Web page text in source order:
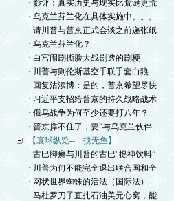
· 影评：真实历史与现实比荒诞更荒
· 乌克兰芬兰化在具体实施中。。。
· 请川普与普京正式会谈之前递张纸
· 乌克兰芬兰化？
· 白宫闹剧撕脸大战剧透的剧梗
· 川普与则伦斯基空手联手套白狼
· 回复沽渎博：是的，普京希望尽快
· 习近平支招给普京的持久战略战术
· 俄乌战争为何至少还要打八年？
· 普京撑不住了，要“与乌克兰伙伴
【寰球纵览--一揽无鱼】
· 古巴脚癣与川普的古巴"提神饮料”
· 川普为何不能完全退出联合国和全
· 网状世界蜘蛛的活法（国际法）
· 马杜罗刀子直扎石油美元心窝，能